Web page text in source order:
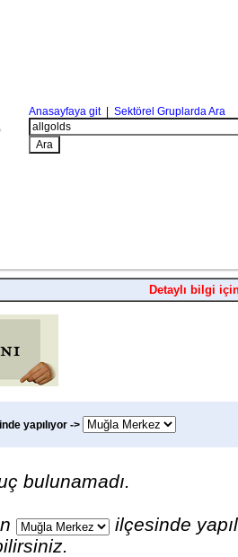
Anasayfaya git| Sektörel Gruplarda Ara
Detaylı bilgi
yapılıyor ->
bulunamadı.
ilçesinde